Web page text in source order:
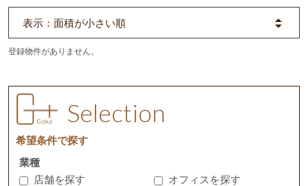
表示 ：面積が小さい順
登録物件がありません。
Selection
希望条件で探す
業種
店舗を探す
オフィスを探す